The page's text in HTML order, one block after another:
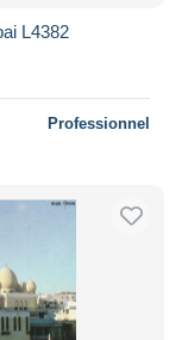
L4382
Professionnel